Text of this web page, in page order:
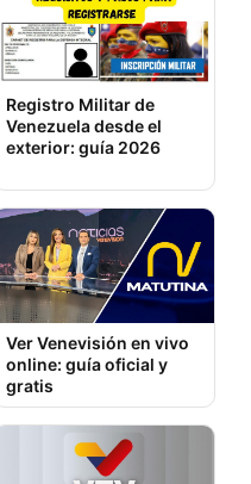
Registro Militar de
Venezuela desde el
exterior: guía 2026
Ver Venevisión en vivo
online: guía oficial y
gratis